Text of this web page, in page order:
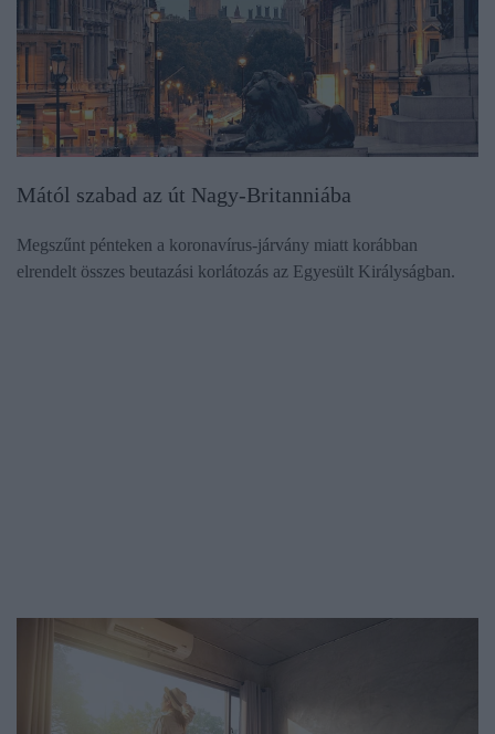
Mától szabad az út Nagy-Britanniába
Megszűnt pénteken a koronavírus-járvány miatt korábban
elrendelt összes beutazási korlátozás az Egyesült Királyságban.